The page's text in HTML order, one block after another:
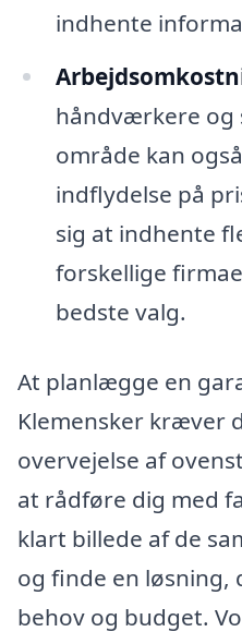
indhente
håndværkere og
område kan
indflydelse på
sig at indhente
forskellige
bedste valg.
At planlægge en
Klemensker kræver
overvejelse af
at rådføre dig med
klart billede af de
og finde en løsning,
behov og budget.